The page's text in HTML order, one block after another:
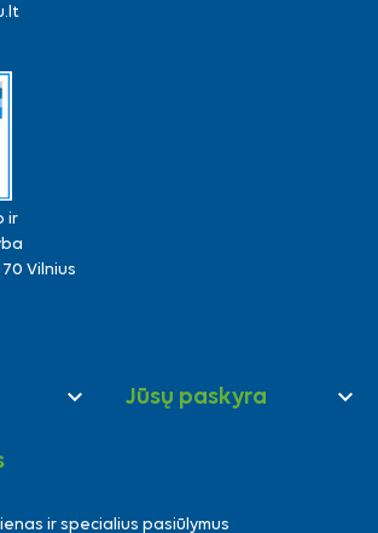
ir
Vilnius
 Jūsų paskyra 
ir specialius pasiūlymus